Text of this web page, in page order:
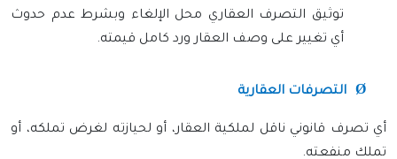
توثيق التصرف العقاري محل الإلغاء وبشرط عدم حدوث
أي تغيير على وصف العقار ورد كامل قيمته.
Ø التصرفات العقارية
أي تصرف قانوني ناقل لملكية العقار، أو لحيازته لغرض تملكه، أو
تملك منفعته.